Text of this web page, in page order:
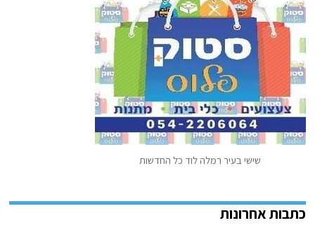
שישי בעיר רמלה לוד כל החדשות